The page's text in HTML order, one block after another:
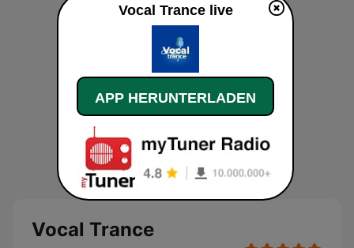
Vocal Trance
Vocal Trance live
APP HERUNTERLADEN